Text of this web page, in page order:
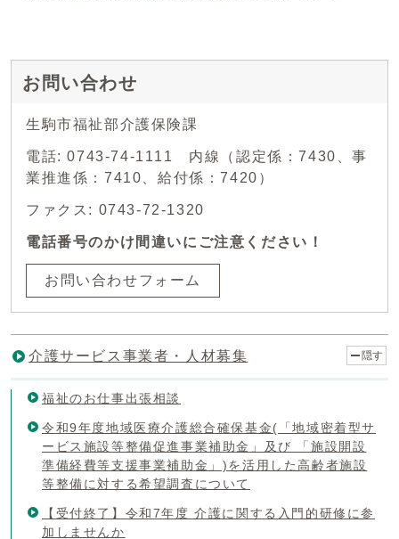
お問い合わせ
生駒市福祉部介護保険課
電話: 0743-74-1111 内線（認定係：7430、事
業推進係：7410、給付係：7420）
ファクス: 0743-72-1320
電話番号のかけ間違いにご注意ください！
お問い合わせフォーム
介護サービス事業者・人材募集 隠す
福祉のお仕事出張相談
令和9年度地域医療介護総合確保基金(「地域密着型サ
ービス施設等整備促進事業補助金」及び 「施設開設
準備経費等支援事業補助金」)を活用した高齢者施設
等整備に対する希望調査について
【受付終了】令和7年度 介護に関する入門的研修に参
加しませんか